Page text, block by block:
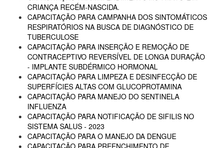
CRIANÇA RECÉM-NASCIDA.
CAPACITAÇÃO PARA CAMPANHA DOS SINTOMÁTICOS
RESPIRATÓRIOS NA BUSCA DE DIAGNÓSTICO DE
TUBERCULOSE
CAPACITAÇÃO PARA INSERÇÃO E REMOÇÃO DE
CONTRACEPTIVO REVERSÍVEL DE LONGA DURAÇÃO
- IMPLANTE SUBDÉRMICO HORMONAL
CAPACITAÇÃO PARA LIMPEZA E DESINFECÇÃO DE
SUPERFÍCIES ALTAS COM GLUCOPROTAMINA
CAPACITAÇÃO PARA MANEJO DO SENTINELA
INFLUENZA
CAPACITAÇÃO PARA NOTIFICAÇÃO DE SIFILIS NO
SISTEMA SALUS - 2023
CAPACITAÇÃO PARA O MANEJO DA DENGUE
CAPACITAÇÃO PARA PREENCHIMENTO DE